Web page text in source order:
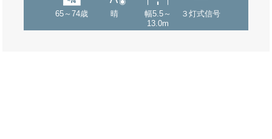
65～74歳 晴
幅5.5～
13.0m
３灯式信号